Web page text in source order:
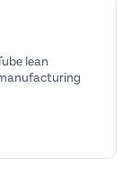
lean